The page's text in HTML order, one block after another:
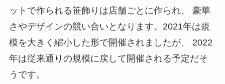
ットで作られる笹飾りは店舗ごとに作られ、 豪華
さやデザインの競い合いとなります。2021年は規
模を大きく縮小した形で開催されましたが、 2022
年は従来通りの規模に戻して開催される予定だそ
うです。